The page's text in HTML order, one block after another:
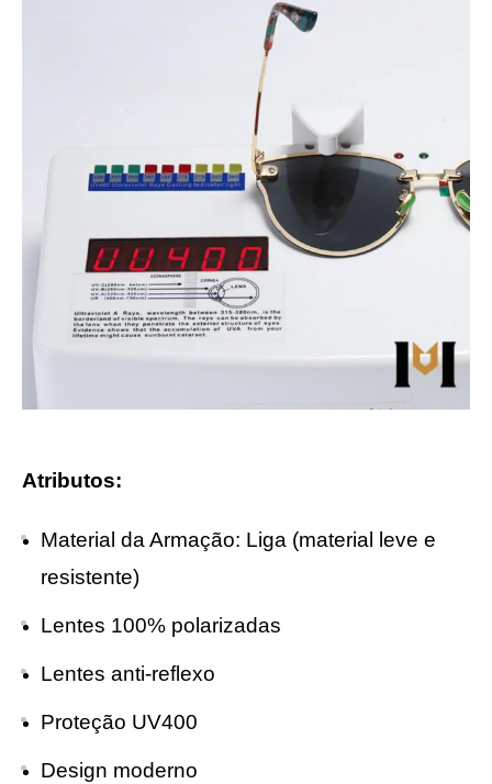
Atributos:
Material da Armação: Liga (material leve e
resistente)
Lentes 100% polarizadas
Lentes anti-reflexo
Proteção UV400
Design moderno